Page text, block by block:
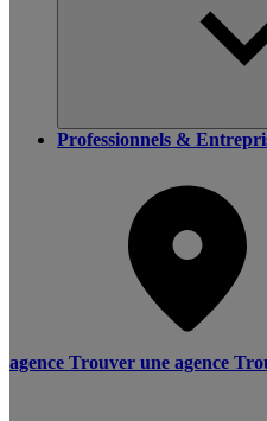
Professionnels &
agence Trouver une agence